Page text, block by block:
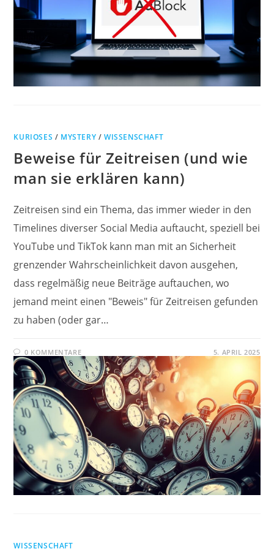
KURIOSES / MYSTERY /WISSENSCHAFT
Beweise für Zeitreisen (und wie
man sie erklären kann)
Zeitreisen sind ein Thema, das immer wieder in den
Timelines diverser Social Media auftaucht, speziell bei
YouTube und TikTok kann man mit an Sicherheit
grenzender Wahrscheinlichkeit davon ausgehen,
dass regelmäßig neue Beiträge auftauchen, wo
jemand meint einen "Beweis" für Zeitreisen gefunden
zu haben (oder gar…
0 KOMMENTARE 5. APRIL 2025
WISSENSCHAFT